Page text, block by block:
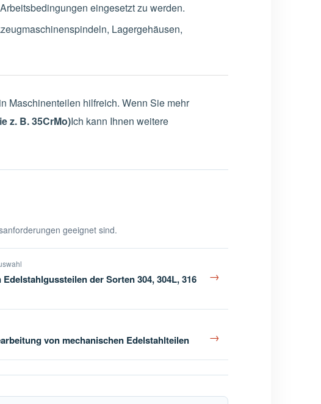
eingesetzt zu werden.
Lagergehäusen,
Maschinenteilen hilfreich. Wenn Sie mehr
z. B. 35CrMo)Ich kann Ihnen weitere
geeignet sind.
der Sorten 304, 304L, 316
→
von mechanischen Edelstahlteilen →